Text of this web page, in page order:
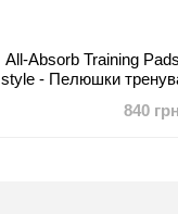
All-Absorb Training
style - Пелюшки
840 грн